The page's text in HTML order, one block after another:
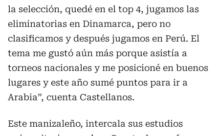
la selección, quedé en el top 4, jugamos las
eliminatorias en Dinamarca, pero no
clasificamos y después jugamos en Perú. El
tema me gustó aún más porque asistía a
torneos nacionales y me posicioné en buenos
lugares y este año sumé puntos para ir a
Arabia”, cuenta Castellanos.
Este manizaleño, intercala sus estudios